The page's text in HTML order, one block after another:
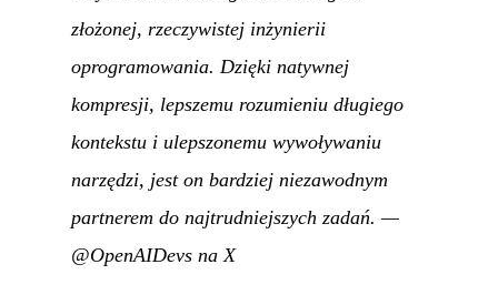
złożonej, rzeczywistej inżynierii
oprogramowania. Dzięki natywnej
kompresji, lepszemu rozumieniu długiego
kontekstu i ulepszonemu wywoływaniu
narzędzi, jest on bardziej niezawodnym
partnerem do najtrudniejszych zadań. —
@OpenAIDevs na X